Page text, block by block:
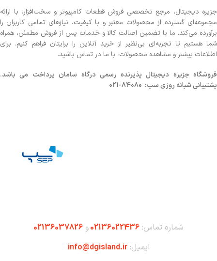
جزیره دیجیتال، مرجع تخصصی فروش قطعات کامپیوتر و سخت‌افزار، با ارائه
مجموعه‌ای گسترده از محصولات معتبر و با کیفیت، نیازهای تمامی کاربران را
برآورده می‌کند. ما با تضمین اصالت کالا و خدمات پس از فروش مطمئن، همراه
شما هستیم تا تجربه‌ای بی‌نظیر از خرید آنلاین را برایتان فراهم کنیم. برای
اطلاعات بیشتر و مشاهده محصولات، با ما در تماس باشید.
فروشگاهجزیره دیجیتال پذیرنده رسمی درگاه سامان پرداخت می باشد.
پشتیبانی شبانه روزی سپ: 84080-021
شماره تماس: 02136022436و 02136037826
ایمیل:info@dgisland.ir